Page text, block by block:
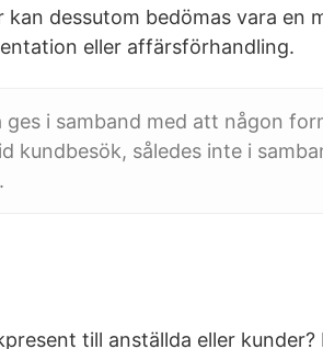
dessutom bedömas vara en
eller affärsförhandling.
i samband med att någon
kundbesök, således inte i
till anställda eller kunder?